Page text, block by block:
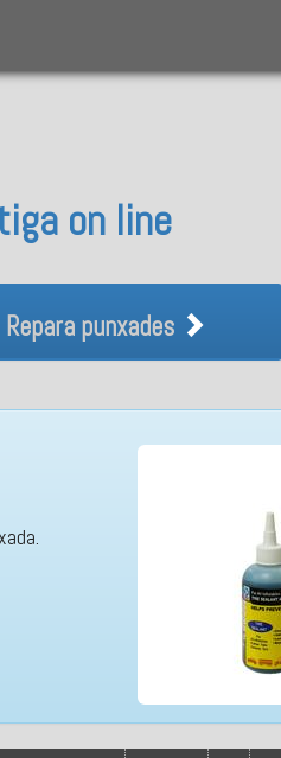
on line
llantes Repara
Repara punxades